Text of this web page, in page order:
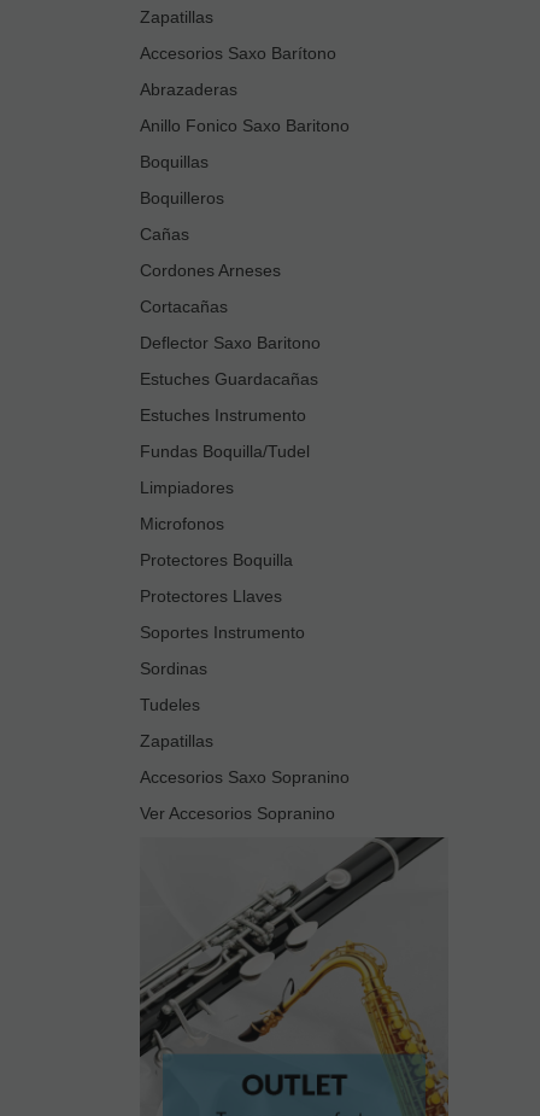
Zapatillas
Accesorios Saxo Barítono
Abrazaderas
Anillo Fonico Saxo Baritono
Boquillas
Boquilleros
Cañas
Cordones Arneses
Cortacañas
Deflector Saxo Baritono
Estuches Guardacañas
Estuches Instrumento
Fundas Boquilla/Tudel
Limpiadores
Microfonos
Protectores Boquilla
Protectores Llaves
Soportes Instrumento
Sordinas
Tudeles
Zapatillas
Accesorios Saxo Sopranino
Ver Accesorios Sopranino